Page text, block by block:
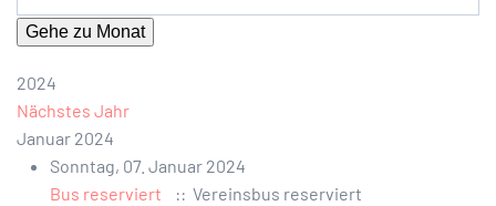
Gehe zu Monat
2024
Nächstes Jahr
Januar 2024
Sonntag, 07. Januar 2024
Bus reserviert
:: Vereinsbus reserviert